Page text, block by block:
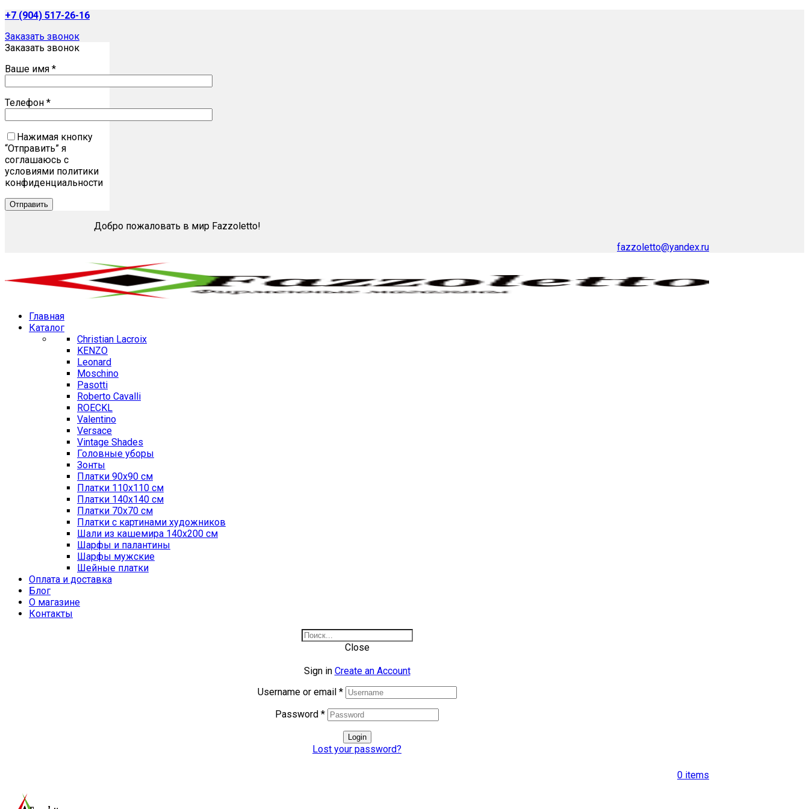
+7 (904) 517-26-16
Заказать звонок
Заказать звонок
Ваше имя *
Телефон *
Нажимая кнопку
“Отправить” я
соглашаюсь с
условиями политики
конфиденциальности
Добро пожаловать в мир Fazzoletto!
fazzoletto@yandex.ru
Главная
Каталог
Christian Lacroix
KENZO
Leonard
Moschino
Pasotti
Roberto Cavalli
ROECKL
Valentino
Versace
Vintage Shades
Головные уборы
Зонты
Платки 90х90 см
Платки 110х110 см
Платки 140х140 см
Платки 70х70 см
Платки с картинами художников
Шали из кашемира 140х200 см
Шарфы и палантины
Шарфы мужские
Шейные платки
Оплата и доставка
Блог
О магазине
Контакты
Close
Sign in Create an Account
Username or email *
Password *
Login
Lost your password?
0 items